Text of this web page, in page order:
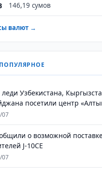
146,19 сумов
валют →
Узбекистана,
посетили центр
07
о возможной
J-10CE
07